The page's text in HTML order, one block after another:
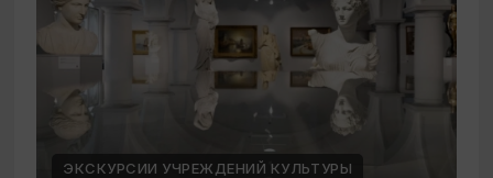
ЭКСКУРСИИ УЧРЕЖДЕНИЙ КУЛЬТУРЫ